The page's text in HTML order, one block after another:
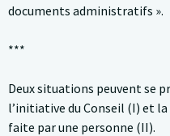
documents administratifs ».
***
Deux situations peuvent se
l’initiative du Conseil (I) et
faite par une personne (II).